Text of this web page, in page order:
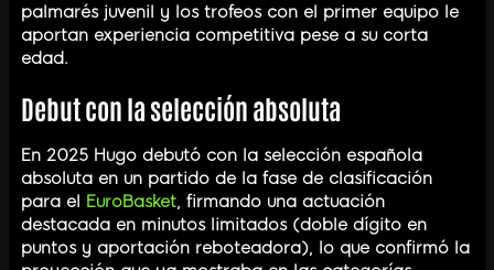
palmarés juvenil y los trofeos con el primer equipo le
aportan experiencia competitiva pese a su corta
edad.
Debut con la selección absoluta
En 2025 Hugo debutó con la selección española
absoluta en un partido de la fase de clasificación
para el
EuroBasket, firmando una actuación
destacada en minutos limitados (doble dígito en
puntos y aportación reboteadora), lo que confirmó la